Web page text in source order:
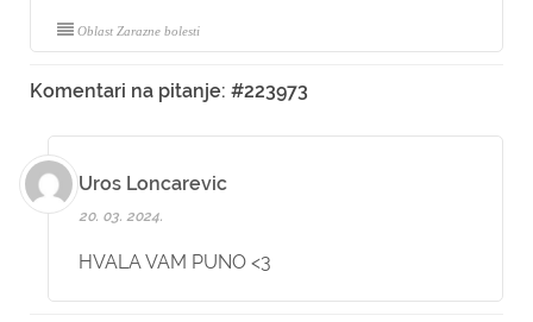
Oblast Zarazne bolesti
Komentari na pitanje: #223973
Uros Loncarevic
20. 03. 2024.
HVALA VAM PUNO <3